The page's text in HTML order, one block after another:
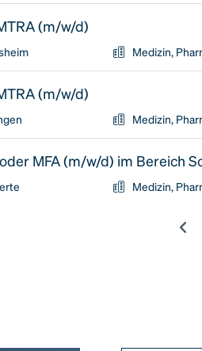
(m/w/d)
Medizin,
(m/w/d)
Medizin,
MFA (m/w/d) im Bereich
Medizin,